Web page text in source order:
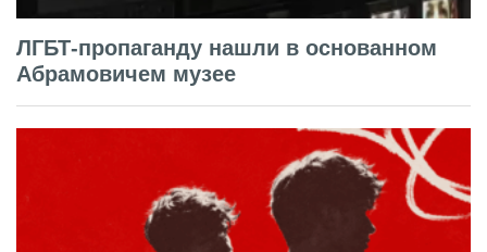
ЛГБТ-пропаганду нашли в основанном
Абрамовичем музее